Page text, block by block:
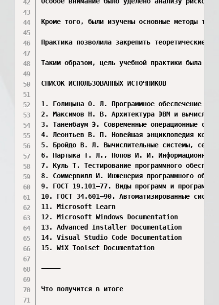
Кроме того, были изучены основные методы
Практика позволила закрепить теоретические
Таким образом, цель учебной практики была
СПИСОК ИСПОЛЬЗОВАННЫХ ИСТОЧНИКОВ
1. Голицына О. Л. Программное обеспечение
2. Максимов Н. В. Архитектура ЭВМ и
3. Таненбаум Э. Современные операционные
4. Леонтьев В. П. Новейшая энциклопедия
5. Бройдо В. Л. Вычислительные системы,
6. Партыка Т. Л., Попов И. И. Информационная
7. Куль Т. Тестирование программного
8. Соммервилл И. Инженерия программного
9. ГОСТ 19.101–77. Виды программ и
10. ГОСТ 34.601–90. Автоматизированные
11. Microsoft Learn
12. Microsoft Windows Documentation
13. Advanced Installer Documentation
14. Visual Studio Code Documentation
15. WiX Toolset Documentation
⸻
Что получится в итоге